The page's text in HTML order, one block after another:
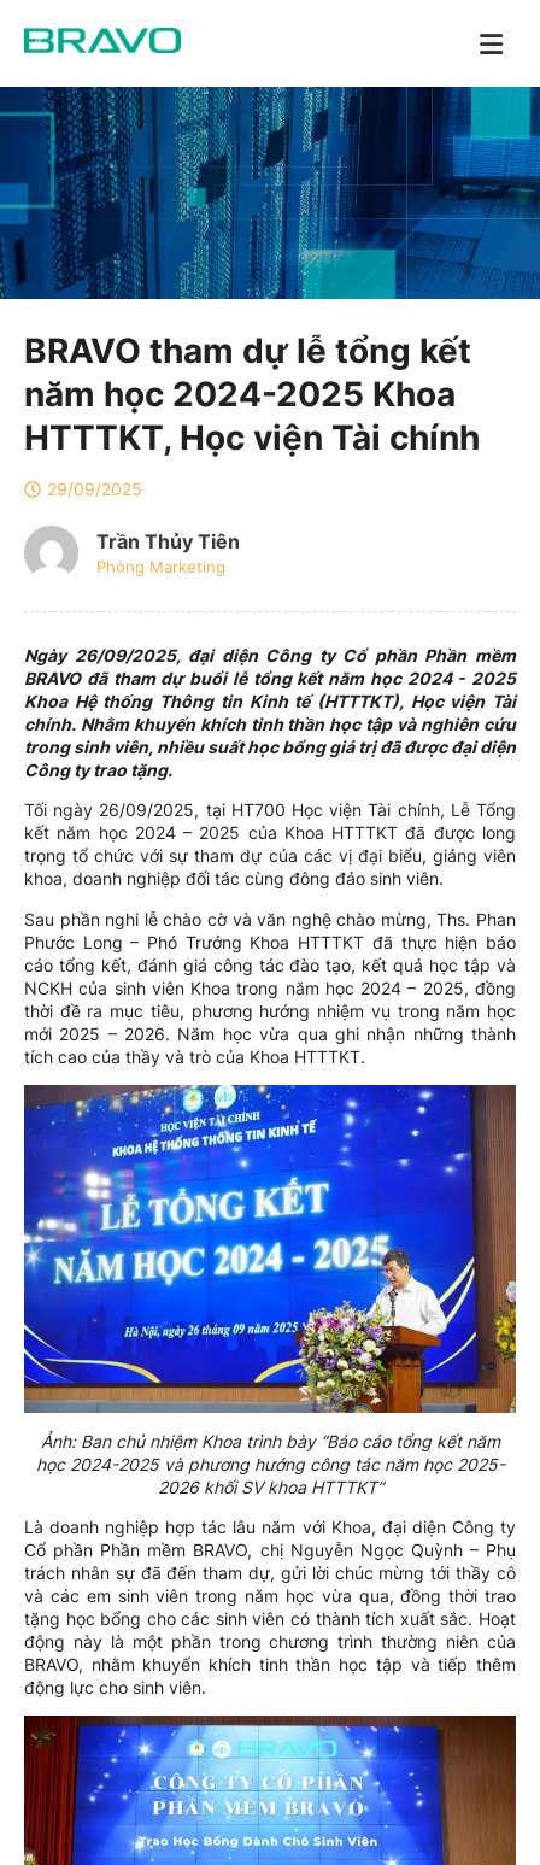
BRAVO tham dự lễ tổng kết
năm học 2024-2025 Khoa
HTTTKT, Học viện Tài chính
29/09/2025
Trần Thủy Tiên
Phòng Marketing
Ngày 26/09/2025, đại diện Công ty Cổ phần Phần mềm
BRAVO đã tham dự buổi lễ tổng kết năm học 2024 - 2025
Khoa Hệ thống Thông tin Kinh tế (HTTTKT), Học viện Tài
chính. Nhằm khuyến khích tinh thần học tập và nghiên cứu
trong sinh viên, nhiều suất học bổng giá trị đã được đại diện
Công ty trao tặng.
Tối ngày 26/09/2025, tại HT700 Học viện Tài chính, Lễ Tổng
kết năm học 2024 – 2025 của Khoa HTTTKT đã được long
trọng tổ chức với sự tham dự của các vị đại biểu, giảng viên
khoa, doanh nghiệp đối tác cùng đông đảo sinh viên.
Sau phần nghi lễ chào cờ và văn nghệ chào mừng, Ths. Phan
Phước Long – Phó Trưởng Khoa HTTTKT đã thực hiện báo
cáo tổng kết, đánh giá công tác đào tạo, kết quả học tập và
NCKH của sinh viên Khoa trong năm học 2024 – 2025, đồng
thời đề ra mục tiêu, phương hướng nhiệm vụ trong năm học
mới 2025 – 2026. Năm học vừa qua ghi nhận những thành
tích cao của thầy và trò của Khoa HTTTKT.
Ảnh: Ban chủ nhiệm Khoa trình bày “Báo cáo tổng kết năm
học 2024-2025 và phương hướng công tác năm học 2025-
2026 khối SV khoa HTTTKT”
Là doanh nghiệp hợp tác lâu năm với Khoa, đại diện Công ty
Cổ phần Phần mềm BRAVO, chị Nguyễn Ngọc Quỳnh – Phụ
trách nhân sự đã đến tham dự, gửi lời chúc mừng tới thầy cô
và các em sinh viên trong năm học vừa qua, đồng thời trao
tặng học bổng cho các sinh viên có thành tích xuất sắc. Hoạt
động này là một phần trong chương trình thường niên của
BRAVO, nhằm khuyến khích tinh thần học tập và tiếp thêm
động lực cho sinh viên.